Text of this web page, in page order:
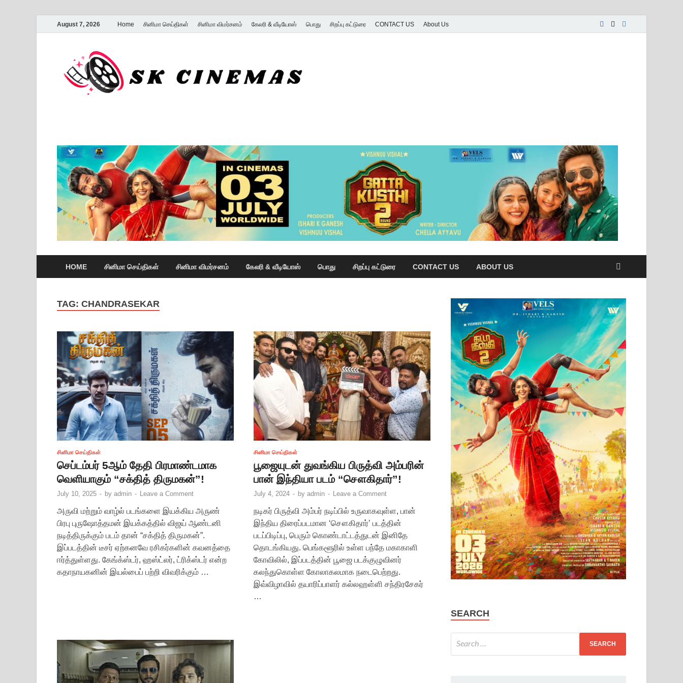
August 7, 2026 Home சினிமா செய்திகள் சினிமா விமர்சனம் கேலரி & வீடியோஸ் பொது சிறப்பு கட்டுரை CONTACT US About Us
HOME சினிமா செய்திகள் சினிமா விமர்சனம் கேலரி & வீடியோஸ் பொது சிறப்பு கட்டுரை CONTACT US ABOUT US
TAG: CHANDRASEKAR
சினிமா செய்திகள்
செப்டம்பர் 5ஆம் தேதி பிரமாண்டமாக
வெளியாகும் “சக்தித் திருமகன்”!
July 10, 2025 - by admin - Leave a Comment
அருவி மற்றும் வாழ்ல் படங்களை இயக்கிய அருண்
பிரபு புருஷோத்தமன் இயக்கத்தில் விஜய் ஆண்டனி
நடித்திருக்கும் படம் தான் “சக்தித் திருமகன்”.
இப்படத்தின் டீசர் ஏற்கனவே ரசிகர்களின் கவனத்தை
ஈர்த்துள்ளது. கேங்க்ஸ்டர், ஹஸ்ட்லர், ட்ரிக்ஸ்டர் என்ற
கதாநாயகனின் இயல்பைப் பற்றி விவரிக்கும் …
சினிமா செய்திகள்
பூஜையுடன் துவங்கிய பிருத்வி அம்பரின்
பான் இந்தியா படம் “சௌகிதார்”!
July 4, 2024 - by admin - Leave a Comment
நடிகர் பிருத்வி அம்பர் நடிப்பில் உருவாகவுள்ள, பான்
இந்திய திரைப்படமான ‘சௌகிதார்’ படத்தின்
படப்பிடிப்பு, பெரும் கொண்டாட்டத்துடன் இனிதே
தொடங்கியது. பெங்களூரில் உள்ள பந்தே மகாகாளி
கோவிலில், இப்படத்தின் பூஜை படக்குழுவினர்
கலந்துகொள்ள கோலாகலமாக நடைபெற்றது.
இவ்விழாவில் தயாரிப்பாளர் கல்லஹள்ளி சந்திரசேகர்
…
SEARCH